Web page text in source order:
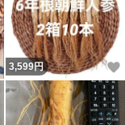
いいね！
3,599円